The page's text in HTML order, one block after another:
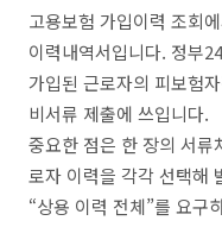
고용보험 가입이력 조회
이력내역서입니다. 정부
가입된 근로자의 피보험
비서류 제출에 쓰입니다.
중요한 점은 한 장의 서류
로자 이력을 각각 선택해
“상용 이력 전체”를 요구